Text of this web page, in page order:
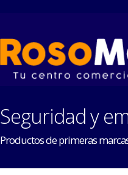
Seguridad y
Productos de primeras